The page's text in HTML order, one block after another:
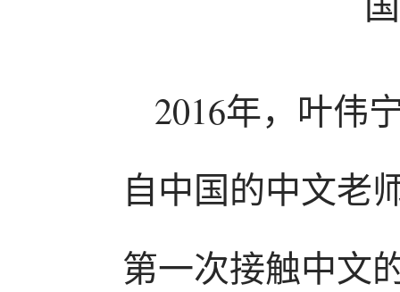
2016年，叶伟
自中国的中文老
第一次接触中文